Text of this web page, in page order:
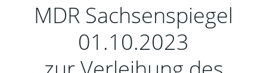
MDR Sachsenspiegel
01.10.2023